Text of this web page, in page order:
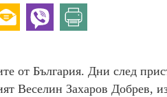
от България. Дни след
Веселин Захаров Добрев,